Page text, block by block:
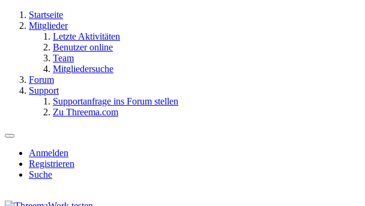
Startseite
Mitglieder
Letzte Aktivitäten
Benutzer online
Team
Mitgliedersuche
Forum
Support
Supportanfrage ins Forum stellen
Zu Threema.com
Anmelden
Registrieren
Suche